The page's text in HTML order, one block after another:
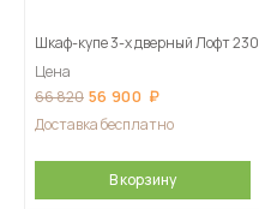
Шкаф-купе 3-х дверный Лофт 230
Цена
66 820 56 900
Доставка бесплатно
В корзину